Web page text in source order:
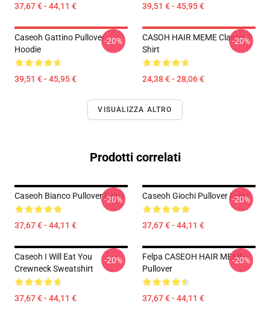
37,67 € - 44,11 € 39,51 € - 45,95 €
Caseoh Gattino Pullover
Hoodie
39,51 € - 45,95 €
-20%
CASOH HAIR MEME Classic T-
Shirt
24,38 € - 28,06 €
-20%
VISUALIZZA ALTRO
Prodotti correlati
Caseoh Bianco Pullover Felpa
37,67 € - 44,11 €
-20% Caseoh Giochi Pullover Felpa
37,67 € - 44,11 €
-20%
Caseoh I Will Eat You
Crewneck Sweatshirt
37,67 € - 44,11 €
-20%
Felpa CASEOH HAIR MEME
Pullover
37,67 € - 44,11 €
-20%